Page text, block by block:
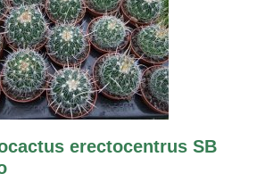
erectocentrus SB